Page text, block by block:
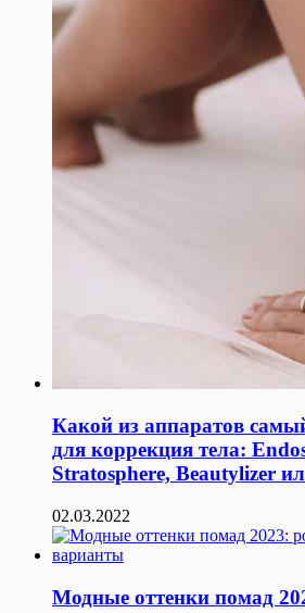
Какой из аппаратов
для коррекция тела:
Stratosphere, Beautylizer
02.03.2022
Модные оттенки помад